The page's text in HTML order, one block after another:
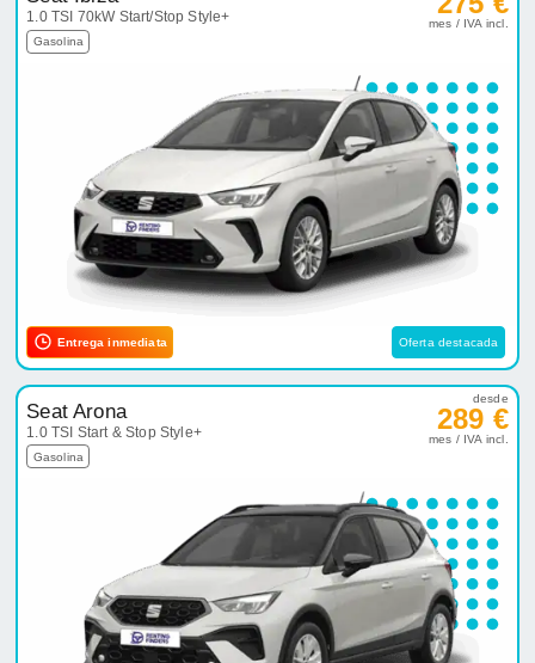
1.0 TSI 70kW Start/Stop Style+
Gasolina
mes / IVA incl.
Entrega inmediata Oferta destacada
Seat Arona
1.0 TSI Start & Stop Style+
Gasolina
desde
289 €
mes / IVA incl.